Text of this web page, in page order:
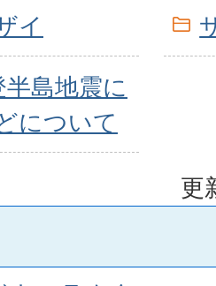
イ
島地震に
について
更